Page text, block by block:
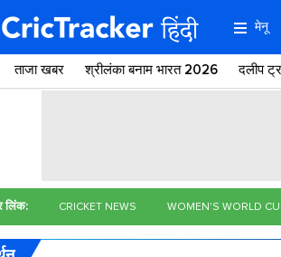
मेनू
ताजा खबर श्रीलंका बनाम भारत 2026 दलीप
लिंक: CRICKET NEWS WOMEN'S WORLD